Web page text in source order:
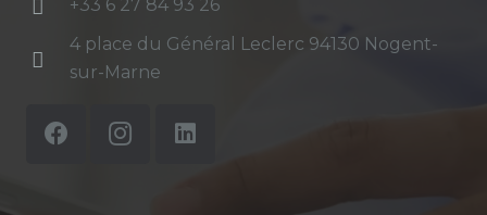
+33 6 27 84 93 26
4 place du Général Leclerc 94130 Nogent-
sur-Marne